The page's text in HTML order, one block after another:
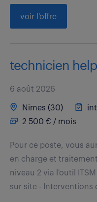
voir l'offre
technicien
6 août 2026
Nimes (30)
2 500 € / mois
Pour ce poste, vous
en charge et
niveau 2 via l'outil
sur site - Interventions